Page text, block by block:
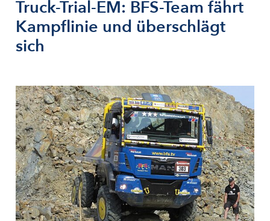
Truck-Trial-EM: BFS-Team fährt
Kampflinie und überschlägt
sich